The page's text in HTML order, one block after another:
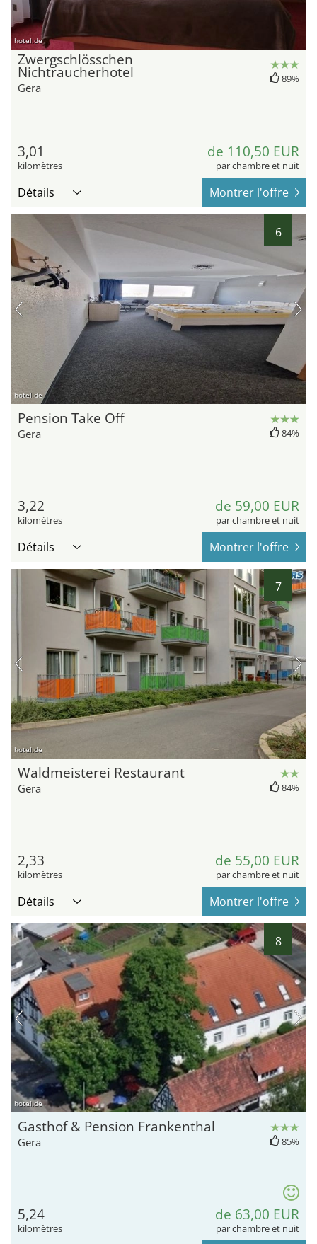
hotel.de
Zwergschlösschen
Nichtraucherhotel
Gera
89%
3,01
kilomètres
de 110,50 EUR
par chambre et nuit
Détails Montrer l'offre
6
hotel.de
Pension Take Off
Gera 84%
3,22
kilomètres
de 59,00 EUR
par chambre et nuit
Détails Montrer l'offre
7
hotel.de
Waldmeisterei Restaurant
Gera 84%
2,33
kilomètres
de 55,00 EUR
par chambre et nuit
Détails Montrer l'offre
8
hotel.de
Gasthof & Pension Frankenthal
Gera 85%
5,24
kilomètres
de 63,00 EUR
par chambre et nuit